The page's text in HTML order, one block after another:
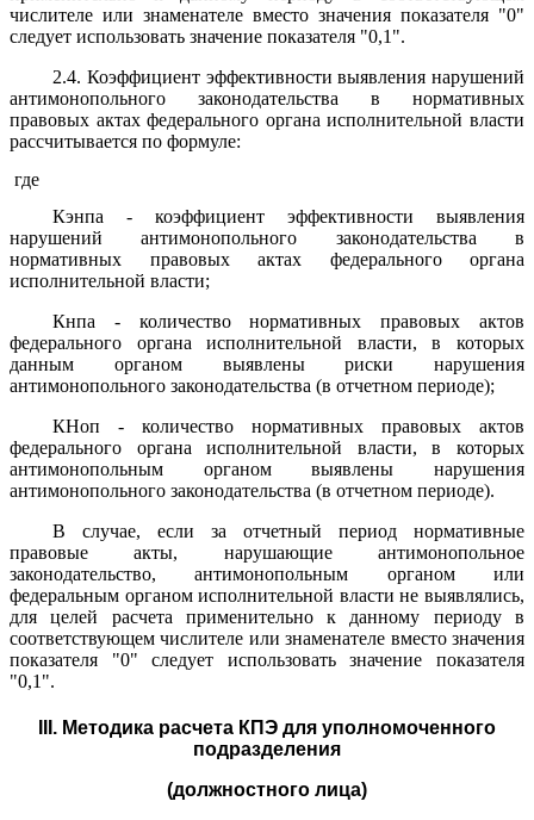
числителе или знаменателе вместо значения показателя "0"
следует использовать значение показателя "0,1".
2.4. Коэффициент эффективности выявления нарушений
антимонопольного законодательства в нормативных
правовых актах федерального органа исполнительной власти
рассчитывается по формуле:
где
Кэнпа - коэффициент эффективности выявления
нарушений антимонопольного законодательства в
нормативных правовых актах федерального органа
исполнительной власти;
Кнпа - количество нормативных правовых актов
федерального органа исполнительной власти, в которых
данным органом выявлены риски нарушения
антимонопольного законодательства (в отчетном периоде);
КНоп - количество нормативных правовых актов
федерального органа исполнительной власти, в которых
антимонопольным органом выявлены нарушения
антимонопольного законодательства (в отчетном периоде).
В случае, если за отчетный период нормативные
правовые акты, нарушающие антимонопольное
законодательство, антимонопольным органом или
федеральным органом исполнительной власти не выявлялись,
для целей расчета применительно к данному периоду в
соответствующем числителе или знаменателе вместо значения
показателя "0" следует использовать значение показателя
"0,1".
III. Методика расчета КПЭ для уполномоченного
подразделения
(должностного лица)